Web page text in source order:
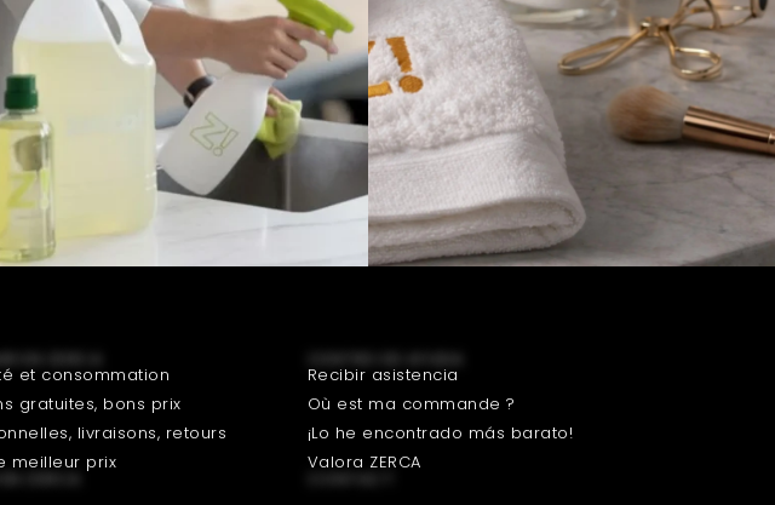
EN ZERCA
et consommation
gratuites, bons prix
livraisons, retours
meilleur prix
Recibir asistencia
Où est ma commande ?
¡Lo he encontrado más barato!
Valora ZERCA